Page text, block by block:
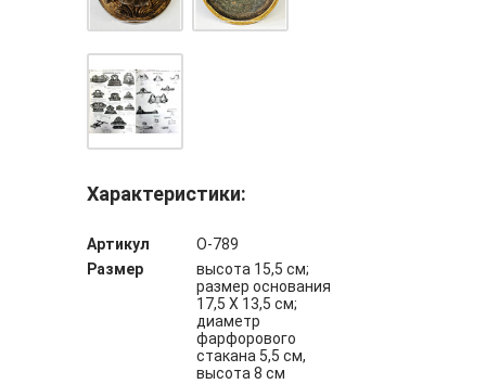
Характеристики:
Артикул
О-789
Размер
высота 15,5 см;
размер основания
17,5 Х 13,5 см;
диаметр
фарфорового
стакана 5,5 см,
высота 8 см